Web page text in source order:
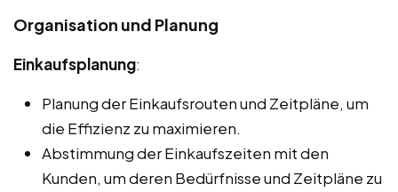
Organisation und Planung
Einkaufsplanung:
Planung der Einkaufsrouten und Zeitpläne, um
die Effizienz zu maximieren.
Abstimmung der Einkaufszeiten mit den
Kunden, um deren Bedürfnisse und Zeitpläne zu